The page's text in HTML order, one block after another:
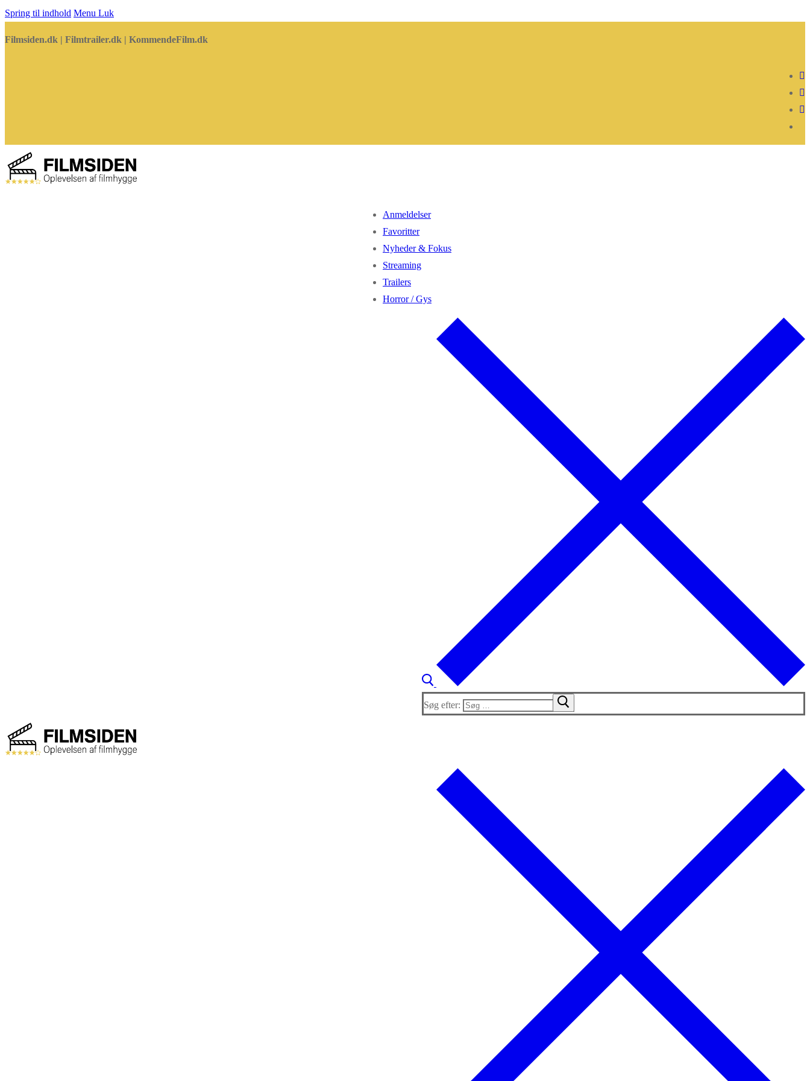
Spring til indhold Menu Luk
Filmsiden.dk | Filmtrailer.dk | KommendeFilm.dk
Anmeldelser
Favoritter
Nyheder & Fokus
Streaming
Trailers
Horror / Gys
Søg efter: